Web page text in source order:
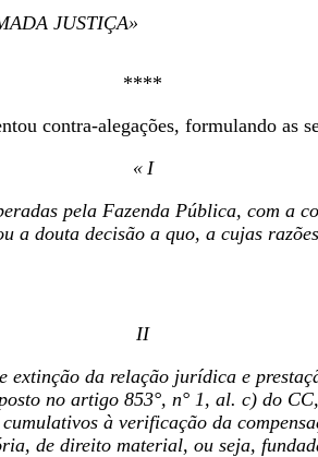
JUSTIÇA»
****
contra-alegações, formulando as
« I
pela Fazenda Pública, com a
a douta decisão a quo, a cujas
II
da relação jurídica e
no artigo 853°, n° 1, al. c) do
à verificação da
de direito material, ou seja,